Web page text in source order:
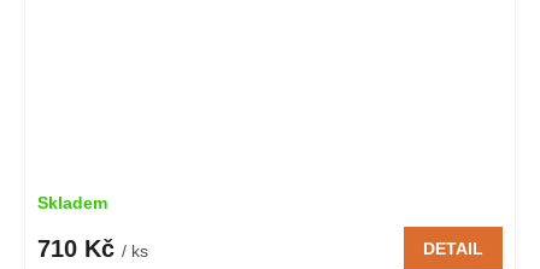
Skladem
710 Kč / ks DETAIL